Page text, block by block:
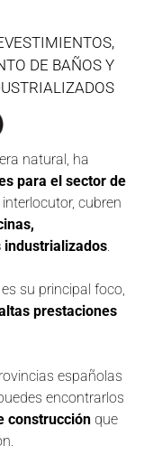
DE BAÑOS Y
natural, ha
para el sector de
cubren
industrializados.
es su principal foco,
prestaciones
españolas
encontrarlos
construcción que